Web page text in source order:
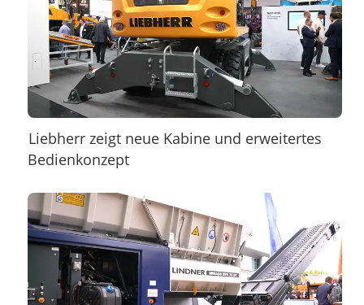
Liebherr zeigt neue Kabine und erweitertes
Bedienkonzept